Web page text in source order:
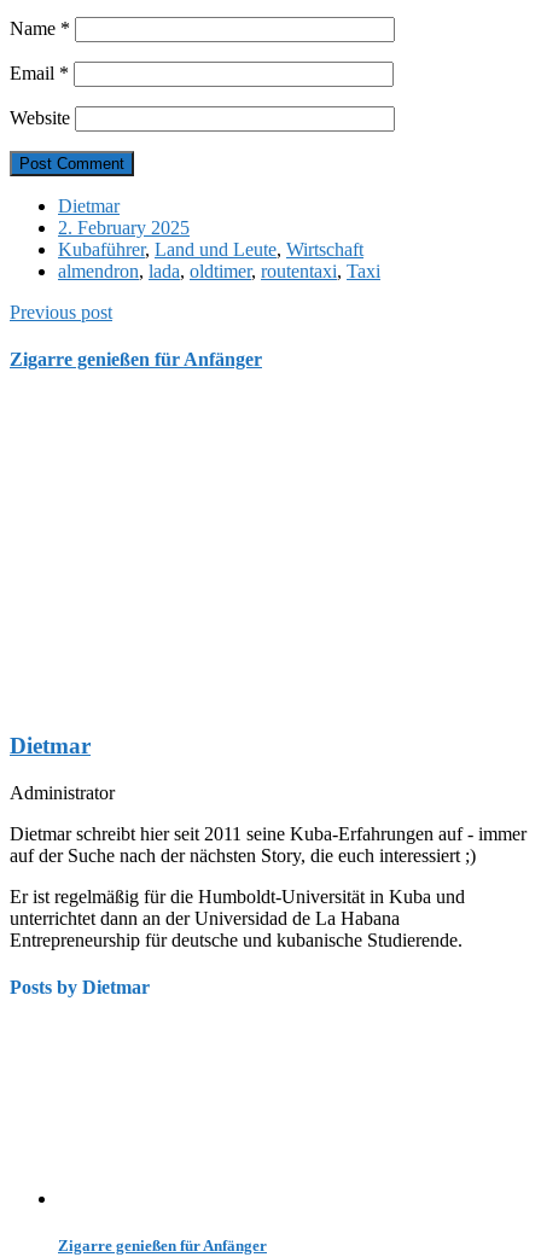
Name *
Email *
Website
Dietmar
2. February 2025
Kubaführer, Land und Leute, Wirtschaft
almendron, lada, oldtimer, routentaxi, Taxi
Previous post
Zigarre genießen für Anfänger
Dietmar
Administrator
Dietmar schreibt hier seit 2011 seine Kuba-Erfahrungen auf - immer
auf der Suche nach der nächsten Story, die euch interessiert ;)
Er ist regelmäßig für die Humboldt-Universität in Kuba und
unterrichtet dann an der Universidad de La Habana
Entrepreneurship für deutsche und kubanische Studierende.
Posts by Dietmar
Zigarre genießen für Anfänger